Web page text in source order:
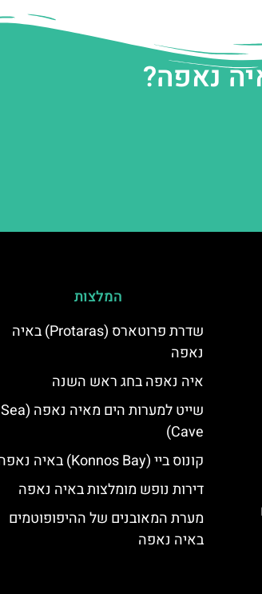
נאפה?
המלצות
שדרת פרוטארס (Protaras) באיה
נאפה
איה נאפה בחג ראש השנה
שייט למערות הים מאיה נאפה (Sea
Cave)
קונוס ביי (Konnos Bay) באיה נאפה
דירות נופש מומלצות באיה נאפה
מערת המאובנים של ההיפופוטמים
באיה נאפה